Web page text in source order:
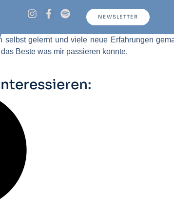
NEWSLETTER
gelernt und viele neue Erfahrungen
Beste was mir passieren konnte.